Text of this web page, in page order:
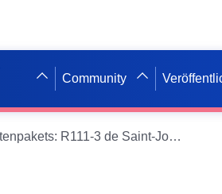
Community
Einfacher Download-Service (Atom) des Datenpakets: R111-3 de Saint-Joseph-de-Rivière genehmigt am 19/05/1988